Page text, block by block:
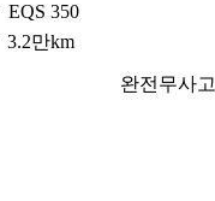
EQS 350
3.2만km
완전무사고